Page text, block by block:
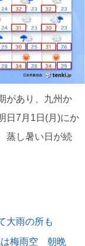
があり、九州か
日7月1日(月)にか
蒸し暑い日が続
大雨の所も
は梅雨空 朝晩